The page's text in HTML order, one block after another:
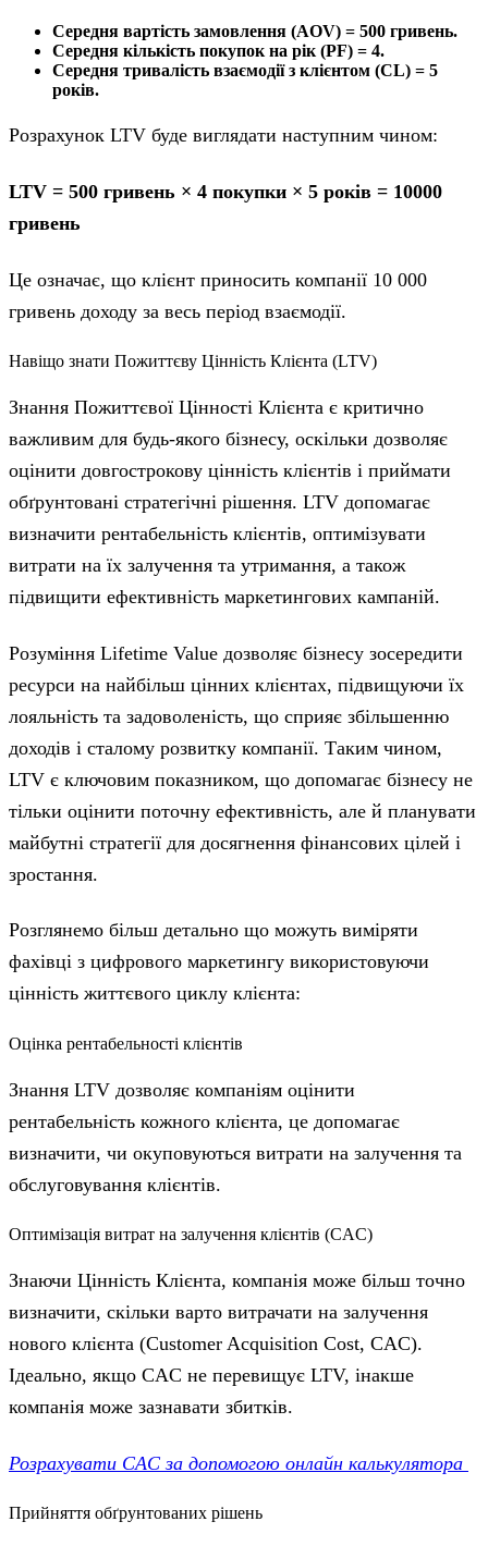
Середня вартість замовлення (AOV) = 500 гривень.
Середня кількість покупок на рік (PF) = 4.
Середня тривалість взаємодії з клієнтом (CL) = 5
років.
Розрахунок LTV буде виглядати наступним чином:
LTV = 500 гривень × 4 покупки × 5 років = 10000
гривень
Це означає, що клієнт приносить компанії 10 000
гривень доходу за весь період взаємодії.
Навіщо знати Пожиттєву Цінність Клієнта (LTV)
Знання Пожиттєвої Цінності Клієнта є критично
важливим для будь-якого бізнесу, оскільки дозволяє
оцінити довгострокову цінність клієнтів і приймати
обґрунтовані стратегічні рішення. LTV допомагає
визначити рентабельність клієнтів, оптимізувати
витрати на їх залучення та утримання, а також
підвищити ефективність маркетингових кампаній.
Розуміння Lifetime Value дозволяє бізнесу зосередити
ресурси на найбільш цінних клієнтах, підвищуючи їх
лояльність та задоволеність, що сприяє збільшенню
доходів і сталому розвитку компанії. Таким чином,
LTV є ключовим показником, що допомагає бізнесу не
тільки оцінити поточну ефективність, але й планувати
майбутні стратегії для досягнення фінансових цілей і
зростання.
Розглянемо більш детально що можуть виміряти
фахівці з цифрового маркетингу використовуючи
цінність життєвого циклу клієнта:
Оцінка рентабельності клієнтів
Знання LTV дозволяє компаніям оцінити
рентабельність кожного клієнта, це допомагає
визначити, чи окуповуються витрати на залучення та
обслуговування клієнтів.
Оптимізація витрат на залучення клієнтів (CAC)
Знаючи Цінність Клієнта, компанія може більш точно
визначити, скільки варто витрачати на залучення
нового клієнта (Customer Acquisition Cost, CAC).
Ідеально, якщо CAC не перевищує LTV, інакше
компанія може зазнавати збитків.
Розрахувати CAC за допомогою онлайн калькулятора
Прийняття обґрунтованих рішень